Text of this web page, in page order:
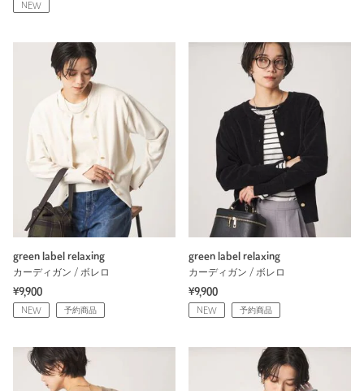
NEW
green label relaxing
カーディガン / ボレロ
¥9,900
NEW 予約商品
green label relaxing
カーディガン / ボレロ
¥9,900
NEW 予約商品